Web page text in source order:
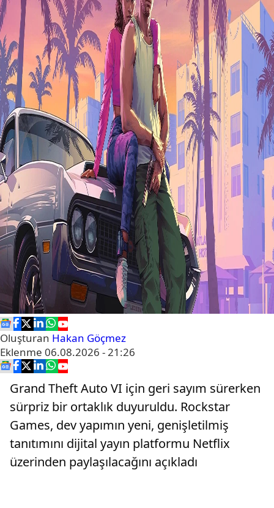
Oluşturan Hakan Göçmez
Eklenme 06.08.2026 - 21:26
Grand Theft Auto VI için geri sayım sürerken
sürpriz bir ortaklık duyuruldu. Rockstar
Games, dev yapımın yeni, genişletilmiş
tanıtımını dijital yayın platformu Netflix
üzerinden paylaşılacağını açıkladı